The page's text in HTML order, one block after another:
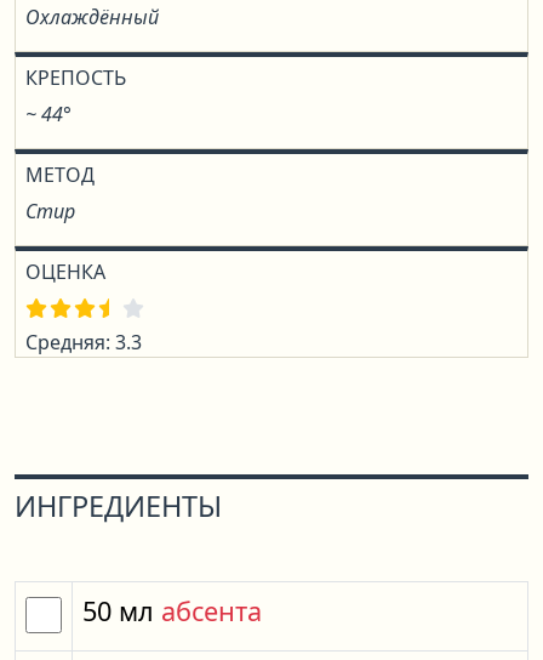
Охлаждённый
КРЕПОСТЬ
~ 44°
МЕТОД
Стир
ОЦЕНКА
Средняя: 3.3
ИНГРЕДИЕНТЫ
50 мл абсента